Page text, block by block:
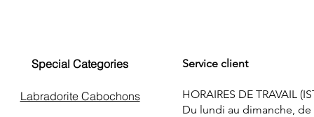
Service client
HORAIRES DE TRAVAIL
Du lundi au dimanche, de
Special Categories
Labradorite Cabochons